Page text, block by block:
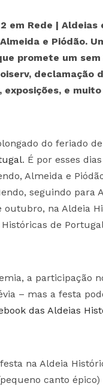
em Rede |
e Piódão.
promete um
declamação
exposições, e muito
do feriado
. É por esses
Almeida e
seguindo
na Aldeia
de
a participação
– mas a festa
das Aldeias
na Aldeia
canto